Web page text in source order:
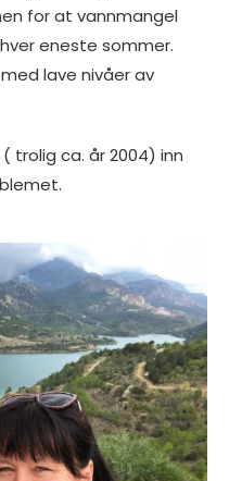
for at vannmangel
eneste sommer.
lave nivåer av
trolig ca. år 2004) inn